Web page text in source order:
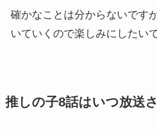
確かなことは分からないです
いていくので楽しみにしたい
推しの子8話はいつ放送